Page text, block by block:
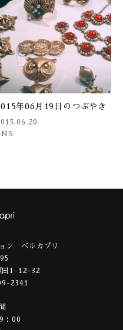
年06月19日のつぶやき
ン ベルカプリ
田1-12-32
2341
：00